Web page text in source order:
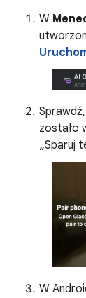
W
zostało
„Sparuj
W